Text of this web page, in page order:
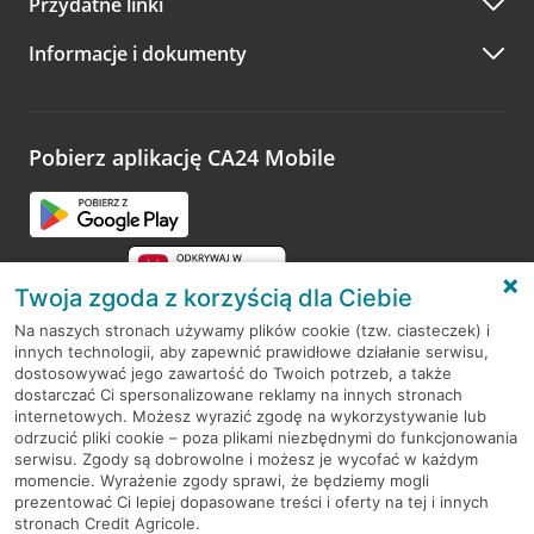
A po wizycie…
Zachęcamy do podzielenia się z nami opinią o wizycie.
opinie.
Informacje i dokumenty
Pobierz aplikację CA24 Mobile
RODO
Regulamin serwisu
Mapa serwisu
PolitykaCookies
Twoja zgoda z korzyścią dla Ciebie
Na naszych stronach używamy plików cookie (tzw. ciasteczek) i
innych technologii, aby zapewnić prawidłowe działanie serwisu,
dostosowywać jego zawartość do Twoich potrzeb, a także
dostarczać Ci spersonalizowane reklamy na innych stronach
internetowych. Możesz wyrazić zgodę na wykorzystywanie lub
odrzucić pliki cookie – poza plikami niezbędnymi do funkcjonowania
serwisu. Zgody są dobrowolne i możesz je wycofać w każdym
momencie. Wyrażenie zgody sprawi, że będziemy mogli
prezentować Ci lepiej dopasowane treści i oferty na tej i innych
stronach Credit Agricole.